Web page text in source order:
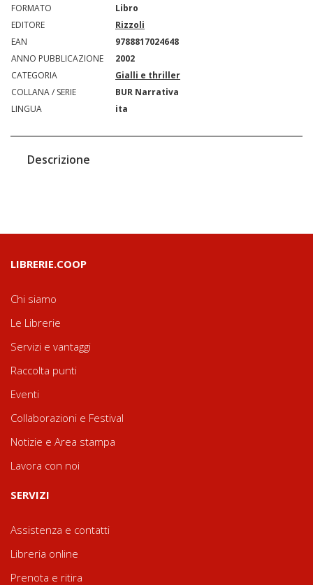
FORMATO
Libro
EDITORE
Rizzoli
EAN
9788817024648
ANNO PUBBLICAZIONE
2002
CATEGORIA
Gialli e thriller
COLLANA / SERIE
BUR Narrativa
LINGUA
ita
Descrizione
LIBRERIE.COOP
Chi siamo
Le Librerie
Servizi e vantaggi
Raccolta punti
Eventi
Collaborazioni e Festival
Notizie e Area stampa
Lavora con noi
SERVIZI
Assistenza e contatti
Libreria online
Prenota e ritira